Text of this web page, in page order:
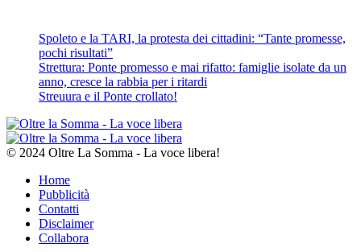
Spoleto e la TARI, la protesta dei cittadini: “Tante promesse,
pochi risultati”
Strettura: Ponte promesso e mai rifatto: famiglie isolate da un
anno, cresce la rabbia per i ritardi
Streuura e il Ponte crollato!
© 2024 Oltre La Somma - La voce libera!
Home
Pubblicità
Contatti
Disclaimer
Collabora